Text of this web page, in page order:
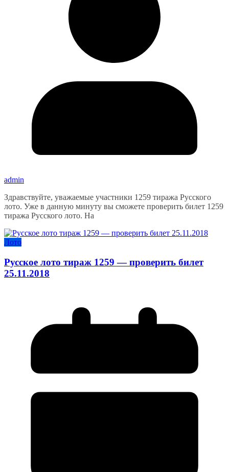
admin
Здравствуйте, уважаемые участники 1259 тиража Русского
лото. Уже в данную минуту вы сможете проверить билет 1259
тиража Русского лото. На
Лото
Русское лото тираж 1259 — проверить билет
25.11.2018